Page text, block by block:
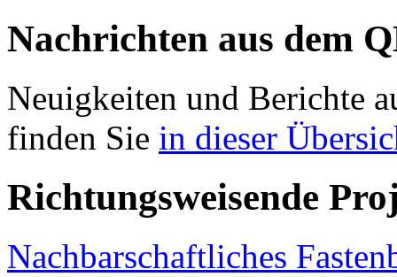
Nachrichten aus dem
Neuigkeiten und Berichte
finden Sie in dieser
Richtungsweisende
Nachbarschaftliches